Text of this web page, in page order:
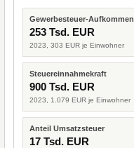
Gewerbesteuer-Aufkommen
253 Tsd. EUR
2023, 303 EUR je Einwohner
Steuereinnahmekraft
900 Tsd. EUR
2023, 1.079 EUR je Einwohner
Anteil Umsatzsteuer
17 Tsd. EUR